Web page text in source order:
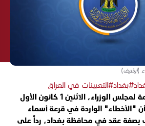
(أرشيف)
#بغداد#التعيينات في العراق
أصدرت الأمانة العامة لمجلس الوزراء، الاثنين 1 كانون الأول
بشأن "الأخطاء" الواردة في قرعة أسماء
بصفة عقد في محافظة بغداد، رداً على